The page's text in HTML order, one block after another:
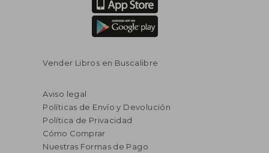
Vender Libros en Buscalibre
Aviso legal
Políticas de Envío y Devolución
Política de Privacidad
Cómo Comprar
Nuestras Formas de Pago